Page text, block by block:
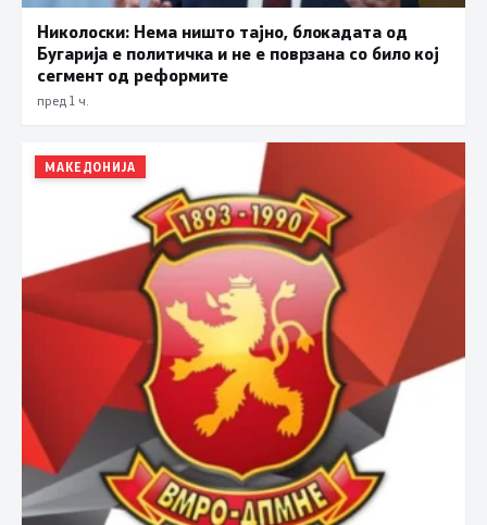
Николоски: Нема ништо тајно, блокадата од
Бугарија е политичка и не е поврзана со било кој
сегмент од реформите
пред 1 ч.
МАКЕДОНИЈА